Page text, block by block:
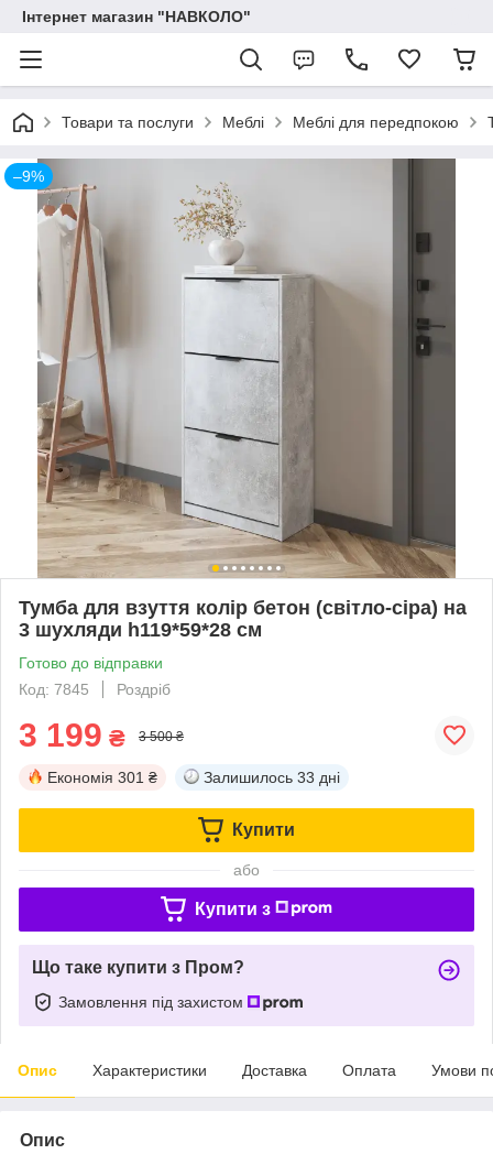
Інтернет магазин "НАВКОЛО"
Товари та послуги Меблі Меблі для передпокою
–9%
Тумба для взуття колір бетон (світло-сіра) на
3 шухляди h119*59*28 см
Готово до відправки
Код: 7845
Роздріб
3 199 ₴ 3 500 ₴
Економія 301 ₴ Залишилось 33 дні
Купити
або
Купити з
Що таке купити з Пром?
Замовлення під захистом
Опис Характеристики Доставка Оплата Умови
Опис